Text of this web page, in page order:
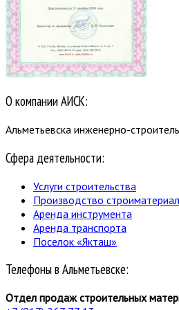
О компании АИСК:
Альметьевска инженерно-
Сфера деятельности:
Услуги строительства
Производство
Аренда инструмента
Аренда транспорта
Поселок «Якташ»
Телефоны в Альметьевске:
Отдел продаж строительных